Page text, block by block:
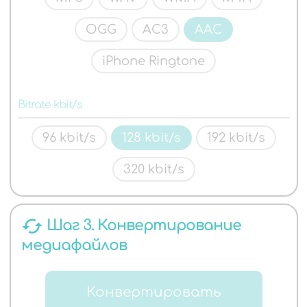
OGG AC3 AAC
iPhone Ringtone
Bitrate kbit/s
96 kbit/s 128 kbit/s 192 kbit/s
320 kbit/s
cached Шаг 3. Конвертирование
медиафайлов
Конвертировать